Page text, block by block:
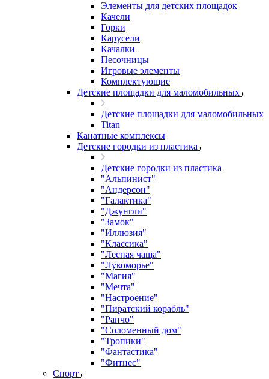
Элементы для детских площадок
Качели
Горки
Карусели
Качалки
Песочницы
Игровые элементы
Комплектующие
Детские площадки для маломобильных
Детские площадки для маломобильных
Titan
Канатные комплексы
Детские городки из пластика
Детские городки из пластика
"Альпинист"
"Андерсон"
"Галактика"
"Джунгли"
"Замок"
"Иллюзия"
"Классика"
"Лесная чаща"
"Лукоморье"
"Магия"
"Мечта"
"Настроение"
"Пиратский корабль"
"Ранчо"
"Соломенный дом"
"Тропики"
"Фантастика"
"Фитнес"
Спорт